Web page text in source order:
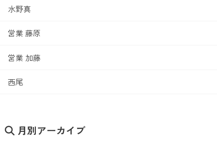
水野真
営業 藤原
営業 加藤
西尾
月別アーカイブ